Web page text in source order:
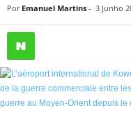
Por Emanuel Martins - 3 Junho